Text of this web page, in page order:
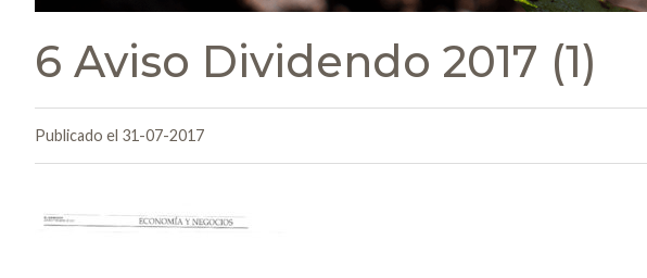
6 Aviso Dividendo 2017 (1)
Publicado el 31-07-2017